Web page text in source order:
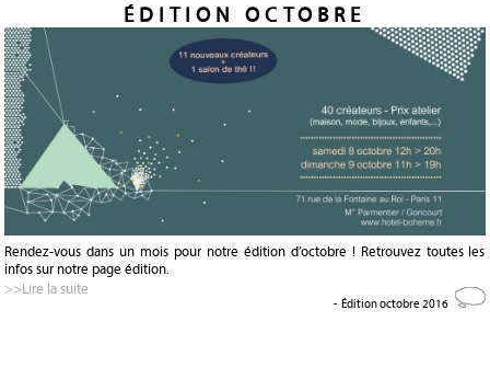
ÉDITION OCTOBRE
Rendez-vous dans un mois pour notre édition d’octobre ! Retrouvez toutes les
infos sur notre page édition.
>>Lire la suite
- Édition octobre 2016